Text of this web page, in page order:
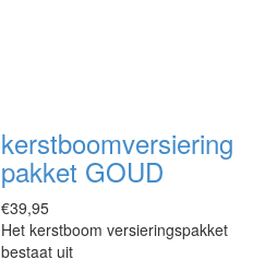
kerstboomversiering
pakket GOUD
€39,95
Het kerstboom versieringspakket
bestaat uit